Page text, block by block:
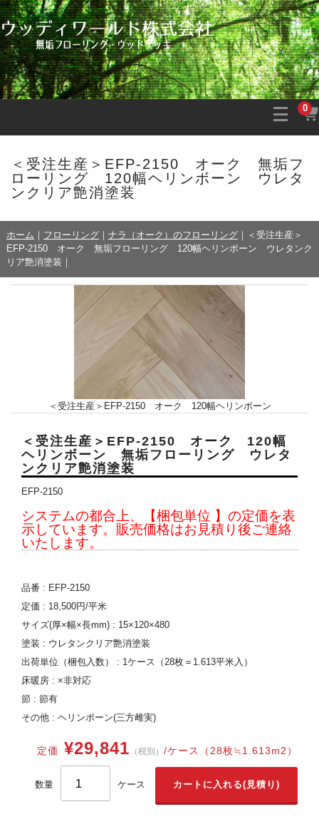
0
＜受注生産＞EFP-2150 オーク 無垢フ
ローリング 120幅ヘリンボーン ウレタ
ンクリア艶消塗装
ホーム ｜ フローリング｜ ナラ（オーク）のフローリング｜ ＜受注生産＞
EFP-2150 オーク 無垢フローリング 120幅ヘリンボーン ウレタンク
リア艶消塗装 ｜
＜受注生産＞EFP-2150 オーク 120幅ヘリンボーン
＜受注生産＞EFP-2150 オーク 120幅
ヘリンボーン 無垢フローリング ウレタ
ンクリア艶消塗装
EFP-2150
システムの都合上、【梱包単位 】の定価を表
示しています。販売価格はお見積り後ご連絡
いたします。
品番 : EFP-2150
定価 : 18,500円/平米
サイズ(厚×幅×長mm) : 15×120×480
塗装 : ウレタンクリア艶消塗装
出荷単位（梱包入数） : 1ケース（28枚＝1.613平米入）
床暖房 : ×非対応
節 : 節有
その他 : ヘリンボーン(三方雌実)
定価 ¥29,841 （税別） /ケース（28枚≒1.613m2）
数量 ケース